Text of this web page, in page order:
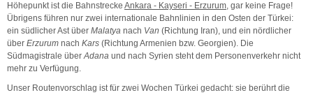
Höhepunkt ist die Bahnstrecke Ankara - Kayseri - Erzurum, gar keine Frage!
Übrigens führen nur zwei internationale Bahnlinien in den Osten der Türkei:
ein südlicher Ast über Malatya nach Van (Richtung Iran), und ein nördlicher
über Erzurum nach Kars (Richtung Armenien bzw. Georgien). Die
Südmagistrale überAdana und nach Syrien steht dem Personenverkehr nicht
mehr zu Verfügung.
Unser Routenvorschlag ist für zwei Wochen Türkei gedacht: sie berührt die